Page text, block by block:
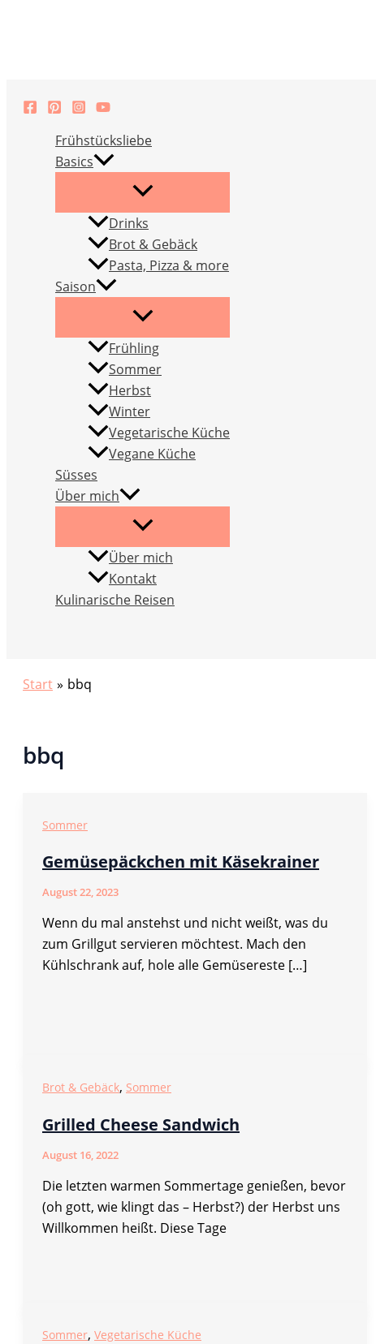
Frühstücksliebe
Basics
Drinks
Brot & Gebäck
Pasta, Pizza & more
Saison
Frühling
Sommer
Herbst
Winter
Vegetarische Küche
Vegane Küche
Süsses
Über mich
Über mich
Kontakt
Kulinarische Reisen
Start bbq
bbq
Sommer
Gemüsepäckchen mit Käsekrainer
August 22, 2023
Wenn du mal anstehst und nicht weißt, was du
zum Grillgut servieren möchtest. Mach den
Kühlschrank auf, hole alle Gemüsereste […]
Brot & Gebäck, Sommer
Grilled Cheese Sandwich
August 16, 2022
Die letzten warmen Sommertage genießen, bevor
(oh gott, wie klingt das – Herbst?) der Herbst uns
Willkommen heißt. Diese Tage
Sommer, Vegetarische Küche